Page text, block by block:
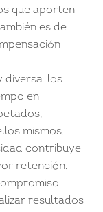
que aporten
es de
diversa: los
en
mismos.
contribuye
retención.
resultados